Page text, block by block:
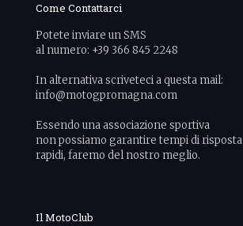
Come Contattarci
Potete inviare un SMS
al numero: +39 366 845 2248
In alternativa scriveteci a questa mail:
info@motogpromagna.com
Essendo una associazione sportiva
non possiamo garantire tempi di risposta
rapidi, faremo del nostro meglio.
Il MotoClub